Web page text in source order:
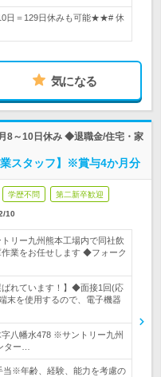
日＝129日休みも可能★★# 休
気になる
8～10日休み ◆退職金/住宅・家
スタッフ】※賞与4か月分
学歴不問 第二新卒歓迎
10
リー九州熊本工場内で同社飲
業をお任せします ◆フォーク
ばれています！】◆面接1回(応
末を使用するので、電子機器
八幡水478 ※サントリー九州
ター…
当※年齢、経験、能力を考慮の